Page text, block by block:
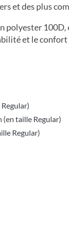
et des plus
polyester
et le
(en taille Regular)
Regular)